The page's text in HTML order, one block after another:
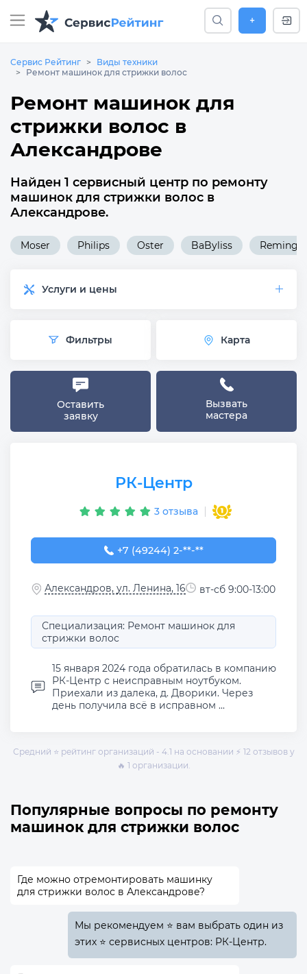
+
Сервис Рейтинг
Виды техники
Ремонт машинок для стрижки волос
Ремонт машинок для
стрижки волос в
Александрове
Найден 1 сервисный центр по ремонту
машинок для стрижки волос в
Александрове.
Moser Philips Oster BaByliss
Услуги и цены
Фильтры Карта
Оставить
заявку
Вызвать
мастера
РК-Центр
3 отзыва
+7 (49244) 2-04-61
+7 (49244) 2-**-**
Александров, ул. Ленина, 16 вт-сб 9:00-13:00
Специализация: Ремонт машинок для
стрижки волос
15 января 2024 года обратилась в компанию
РК-Центр с неисправным ноутбуком.
Приехали из далека, д. Дворики. Через
день получила всё в исправном ...
Средний ⭐ рейтинг организаций - 4.1 на основании ⚡ 12 отзывов у
🔥 1 организации.
Популярные вопросы по ремонту
машинок для стрижки волос
Где можно отремонтировать машинку
для стрижки волос в Александрове?
Мы рекомендуем ⭐ вам выбрать один из
этих ⭐ сервисных центров: РК-Центр.